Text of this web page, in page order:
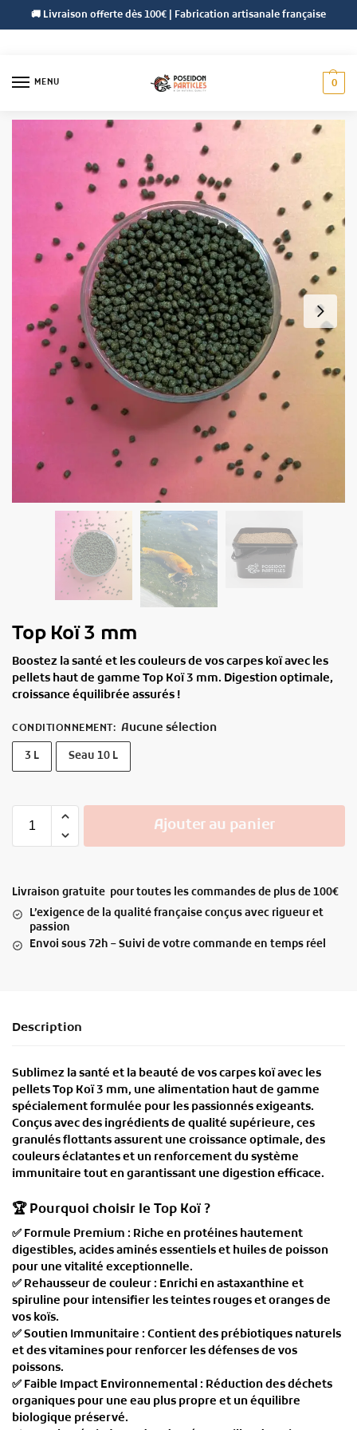
🚚 Livraison offerte dès 100€ | Fabrication artisanale française
MENU
0
Top Koï 3 mm
Boostez la santé et les couleurs de vos carpes koï avec les
pellets haut de gamme Top Koï 3 mm. Digestion optimale,
croissance équilibrée assurés !
CONDITIONNEMENT: Aucune sélection
3 L Seau 10 L
Ajouter au panier
Livraison gratuite pour toutes les commandes de plus de 100€
L’exigence de la qualité française conçus avec rigueur et
passion
Envoi sous 72h – Suivi de votre commande en temps réel
Description
Sublimez la santé et la beauté de vos carpes koï avec les
pellets Top Koï 3 mm, une alimentation haut de gamme
spécialement formulée pour les passionnés exigeants.
Conçus avec des ingrédients de qualité supérieure, ces
granulés flottants assurent une croissance optimale, des
couleurs éclatanteset un renforcement du système
immunitaire tout en garantissant une digestion efficace.
🏆Pourquoi choisir le Top Koï ?
✅ Formule Premium : Riche en protéines hautement
digestibles, acides aminés essentiels et huiles de poisson
pour une vitalité exceptionnelle.
✅ Rehausseur de couleur : Enrichi en astaxanthine et
spiruline pour intensifier les teintes rouges et oranges de
vos koïs.
✅Soutien Immunitaire : Contient des prébiotiques naturels
et des vitamines pour renforcer les défenses de vos
poissons.
✅ Faible Impact Environnemental : Réduction des déchets
organiques pour une eau plus propre et un équilibre
biologique préservé.